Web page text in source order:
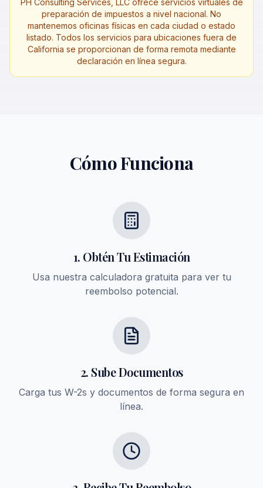
PH Consulting Services, LLC ofrece servicios virtuales de
preparación de impuestos a nivel nacional. No
mantenemos oficinas físicas en cada ciudad o estado
listado. Todos los servicios para ubicaciones fuera de
California se proporcionan de forma remota mediante
declaración en línea segura.
Cómo Funciona
1. Obtén Tu Estimación
Usa nuestra calculadora gratuita para ver tu
reembolso potencial.
2. Sube Documentos
Carga tus W-2s y documentos de forma segura en
línea.